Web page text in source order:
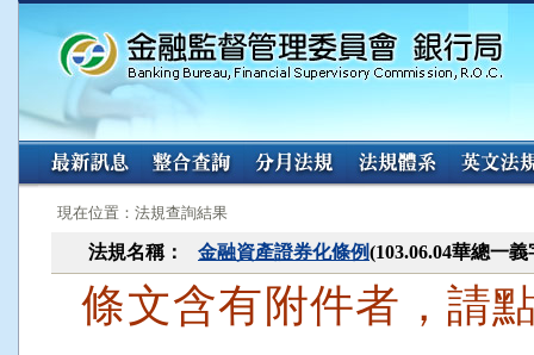
:::
現在位置：法規查詢結果
法規名稱： 金融資產證券化條例(103.06.04華總一
條文含有附件者，請